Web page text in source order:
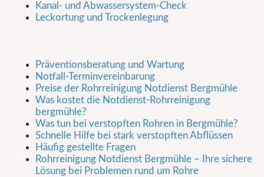
Kanal- und Abwassersystem-Check
Leckortung und Trockenlegung
Präventionsberatung und Wartung
Notfall-Terminvereinbarung
Preise der Rohrreinigung Notdienst Bergmühle
Was kostet die Notdienst-Rohrreinigung
bergmühle?
Was tun bei verstopften Rohren in Bergmühle?
Schnelle Hilfe bei stark verstopften Abflüssen
Häufig gestellte Fragen
Rohrreinigung Notdienst Bergmühle – Ihre sichere
Lösung bei Problemen rund um Rohre